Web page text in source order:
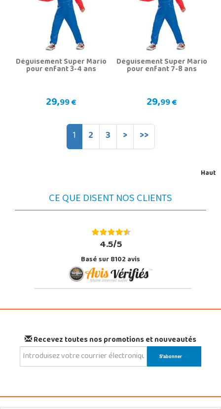
Déguisement Super Mario
pour enfant 3-4 ans
29,99 €
Déguisement Super Mario
pour enfant 7-8 ans
29,99 €
1 2 3 > >>
Haut
CE QUE DISENT NOS CLIENTS
4.5/5
Basé sur 8102 avis
Recevez toutes nos promotions et nouveautés